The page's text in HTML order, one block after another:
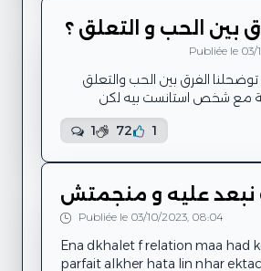
بحكم الخدمة و الضغط اما
خرنانة خاتر بعد ساعات كيف
كل يوم في نفس الوقت و نفس
بين الحب و التعلق ؟
Publiée le 03/
مع شخص استانست بيه لكن
قوي ياخي قصيتها لكن بقا
لين الطرف المقابل طلب انو
1
72
1
نبعد عليه و منجمتش
Publiée le 03/10/2023, 08:04
Ena dkhalet f relation maa had
parfait alkher hata lin nhar